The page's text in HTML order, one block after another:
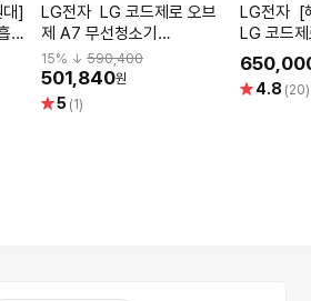
입
LG전자 LG 코드제로 오브
제 A7 무선청소기
AS720WA
15% ↓590,400
501,840원
별5 (1)
LG전자 [혜택가 36만원대]
LG 코드
밍베이지
별 4.8 (20)